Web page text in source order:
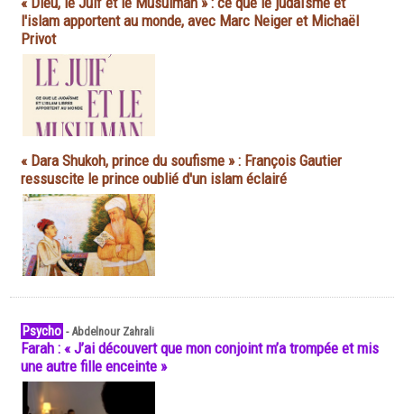
l'islam apportent au monde, avec Marc Neiger et Michaël
Privot
« Dara Shukoh, prince du soufisme » : François Gautier
ressuscite le prince oublié d'un islam éclairé
Psycho -Abdelnour Zahrali
Farah : « J’ai découvert que mon conjoint m’a trompée et mis
une autre fille enceinte »